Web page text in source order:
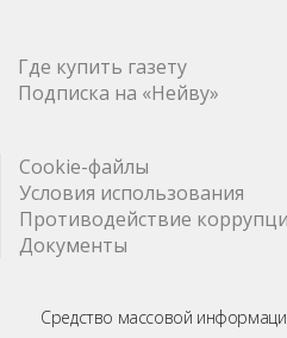
Где купить газету
Подписка на «Нейву»
Cookie-файлы
Условия использования
Противодействие
Документы
Средство массовой